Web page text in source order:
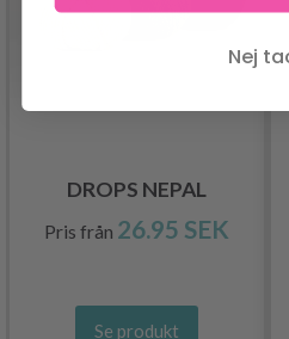
DROPS NEPAL
Pris från 26.95 SEK
Se produkt
Nej